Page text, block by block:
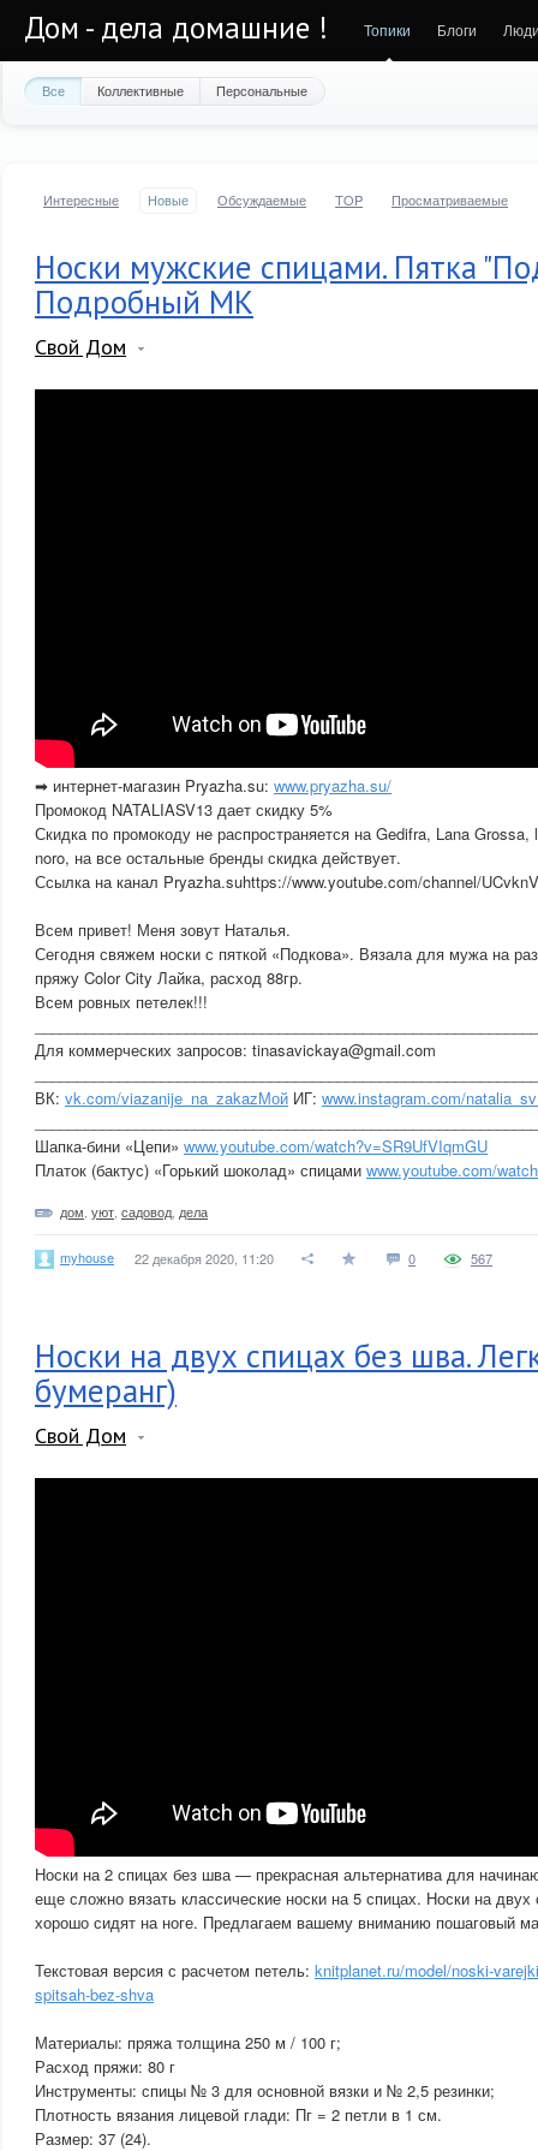
Дом - дела домашние ! Топики Блоги
Все Коллективные Персональные
Интересные Новые Обсуждаемые TOP Просматриваемые
Носки мужские спицами. Пятка
Подробный МК
Свой Дом
➡ интернет-магазин Pryazha.su: www.pryazha.su/
Промокод NATALIASV13 дает скидку 5%
Скидка по промокоду не распространяется на Gedifra, Lana
noro, на все остальные бренды скидка действует.
Ссылка на канал Pryazha.suhttps://www.youtube.com/channel/
Всем привет! Меня зовут Наталья.
Сегодня свяжем носки с пяткой «Подкова». Вязала для мужа на
пряжу Color City Лайка, расход 88гр.
Всем ровных петелек!!!
Для коммерческих запросов: tinasavickaya@gmail.com
ВК: vk.com/viazanije_na_zakazМой ИГ: www.instagram.com/
Шапка-бини «Цепи» www.youtube.com/watch?v=SR9UfVIqmGU
Платок (бактус) «Горький шоколад» спицами www.youtube.com/
дом уют садовод дела
myhouse 22 декабря 2020, 11:20 0 567
Носки на двух спицах без шва.
бумеранг)
Свой Дом
Носки на 2 спицах без шва — прекрасная альтернатива для
еще сложно вязать классические носки на 5 спицах. Носки на двух
хорошо сидят на ноге. Предлагаем вашему вниманию пошаговый
Текстовая версия с расчетом петель: knitplanet.ru/model/noski-
spitsah-bez-shva
Материалы: пряжа толщина 250 м / 100 г;
Расход пряжи: 80 г
Инструменты: спицы № 3 для основной вязки и № 2,5 резинки;
Плотность вязания лицевой глади: Пг = 2 петли в 1 см.
Размер: 37 (24).